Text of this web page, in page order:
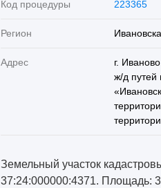
Код процедуры 223365
Регион
Адрес
г.
ж/д
Земельный участок
37:24:000000:4371. Площадь: 3